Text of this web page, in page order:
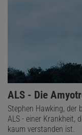
ALS - Die
Stephen Hawking, der
ALS - einer Krankheit,
kaum verstanden ist.